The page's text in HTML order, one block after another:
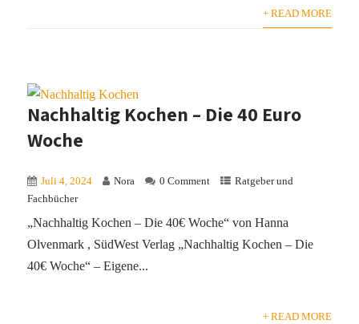
+ READ MORE
Nachhaltig Kochen – Die 40 Euro
Woche
Juli 4, 2024 Nora 0 Comment
Ratgeber und
Fachbücher
„Nachhaltig Kochen – Die 40€ Woche“ von Hanna
Olvenmark , SüdWest Verlag „Nachhaltig Kochen – Die
40€ Woche“ – Eigene...
+ READ MORE